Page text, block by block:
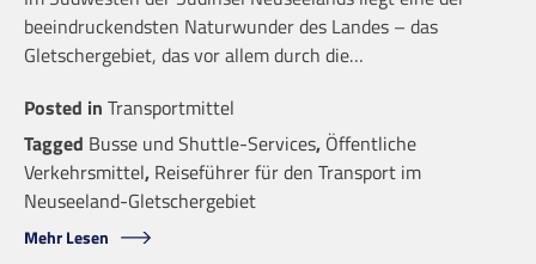
beeindruckendsten Naturwunder des Landes – das
Gletschergebiet, das vor allem durch die…
Posted in Transportmittel
Tagged Busse und Shuttle-Services, Öffentliche
Verkehrsmittel, Reiseführer für den Transport im
Neuseeland-Gletschergebiet
Mehr Lesen